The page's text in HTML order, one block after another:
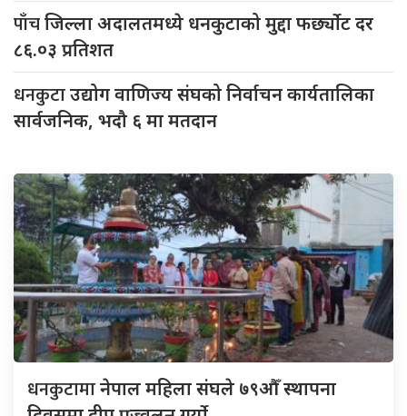
पाँचजिल्ला अदालतमध्ये धनकुटाको मुद्दा फर्छ्योट दर
८६.०३ प्रतिशत
धनकुटाउद्योग वाणिज्य संघको निर्वाचन कार्यतालिका
सार्वजनिक, भदौ ६ मा मतदान
धनकुटामानेपाल महिला संघले ७९औँ स्थापना